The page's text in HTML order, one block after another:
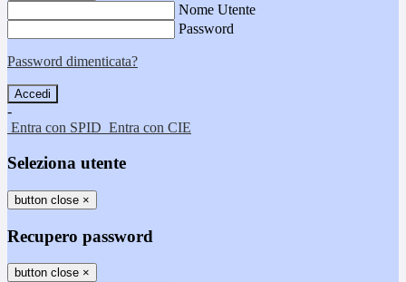
Nome Utente
Password
Password dimenticata?
-
Entra con SPID Entra con CIE
Seleziona utente
button close ×
Recupero password
button close ×